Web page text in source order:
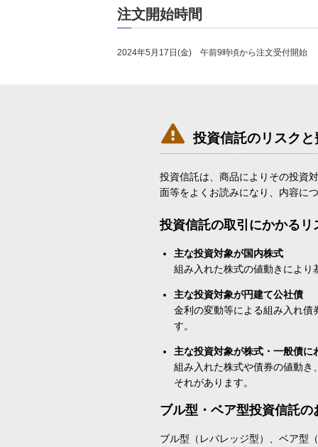
注文開始時間
2024年5月17日(金) 午前9時頃から注文受付開始
 投資信託のリスク
投資信託は、商品によりその投資
面等をよくお読みになり、内容に
投資信託の取引にかかるリ
主な投資対象が国内株式
組み入れた株式の値動きによ
主な投資対象が円建て公社債
金利の変動等による組み入れ
す。
主な投資対象が株式・一般債
組み入れた株式や債券の値動
それがあります。
ブル型・ベア型投資信託
ブル型（レバレッジ型）、ベア型